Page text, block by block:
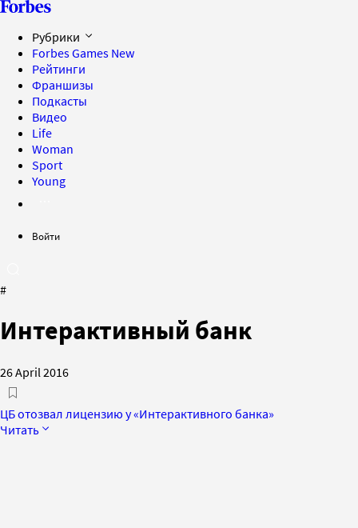
Рубрики
Forbes Games New
Рейтинги
Франшизы
Подкасты
Видео
Life
Woman
Sport
Young
Войти
#
Интерактивный банк
26 April 2016
ЦБ отозвал лицензию у «Интерактивного банка»
Читать